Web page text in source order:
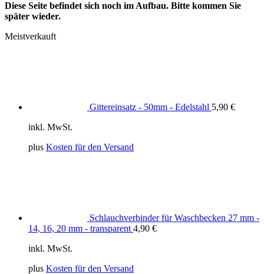
Diese Seite befindet sich noch im Aufbau. Bitte kommen Sie
später wieder.
Meistverkauft
Gittereinsatz - 50mm - Edelstahl 5,90 €
inkl. MwSt.
plus Kosten für den Versand
Schlauchverbinder für Waschbecken 27 mm -
14, 16, 20 mm - transparent 4,90 €
inkl. MwSt.
plus Kosten für den Versand